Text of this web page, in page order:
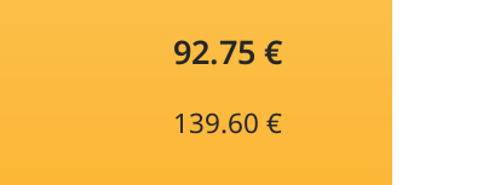
92.75 €
139.60 €